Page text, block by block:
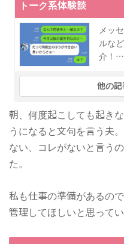
トーク系体験談
メッ
ルな
介！…
他の
朝、何度起こしても起き
うになると文句を言う夫
ない、コレがないと言う
た。
私も仕事の準備があるの
管理してほしいと思ってい